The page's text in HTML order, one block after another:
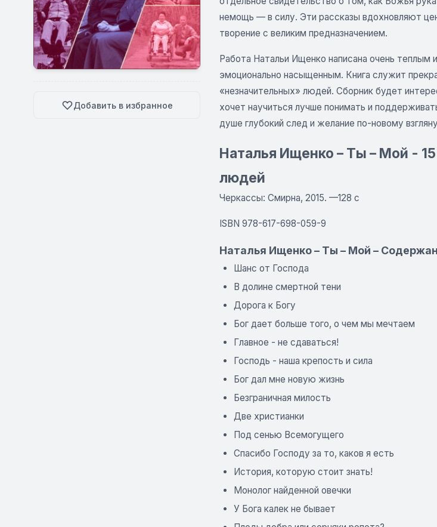
Добавить в избранное
немощь — в силу. Эти рассказы вдохновляют
творение с великим предназначением.
Работа Натальи Ищенко написана очень
эмоционально насыщенным. Книга служит
«незначительных» людей. Сборник будет
хочет научиться лучше понимать и
душе глубокий след и желание по-новому
Наталья Ищенко – Ты – Мой -
людей
Черкассы: Смирна, 2015. —128 с
ISBN 978-617-698-059-9
Наталья Ищенко – Ты – Мой –
Шанс от Господа
В долине смертной тени
Дорога к Богу
Бог дает больше того, о чем мы мечтаем
Главное - не сдаваться!
Господь - наша крепость и сила
Бог дал мне новую жизнь
Безграничная милость
Две христианки
Под сенью Всемогущего
Спасибо Господу за то, каков я есть
История, которую стоит знать!
Монолог найденной овечки
У Бога калек не бывает